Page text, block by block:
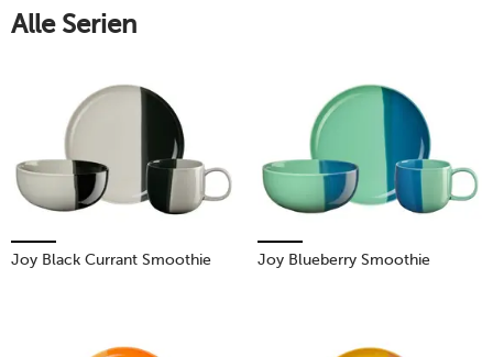
Leichtigkeit und Stil.
Alle Serien
Joy Black Currant Smoothie Joy Blueberry Smoothie